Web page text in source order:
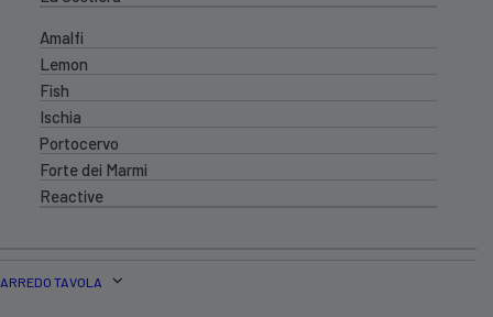
Amalfi
Lemon
Fish
Ischia
Portocervo
Forte dei Marmi
Reactive
ARREDO TAVOLA